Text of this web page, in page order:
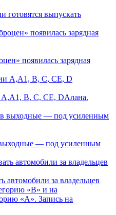
готовятся выпускать
появилась зарядная
А,А1, В, С, СЕ, DАлана.
— под усиленным
автомобили за владельцев